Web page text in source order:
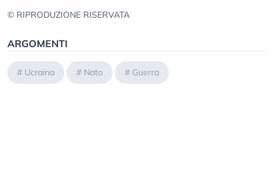
© RIPRODUZIONE RISERVATA
ARGOMENTI
# Ucraina # Nato # Guerra